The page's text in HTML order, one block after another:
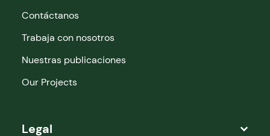
Contáctanos
Trabaja con nosotros
Nuestras publicaciones
Our Projects
Legal